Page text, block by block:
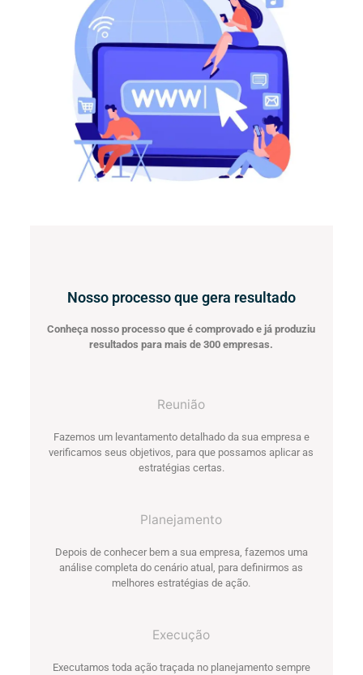
Nosso processo que gera resultado
Conheça nosso processo que é comprovado e já produziu
resultados para mais de 300 empresas.
1
Reunião
Fazemos um levantamento detalhado da sua empresa e
verificamos seus objetivos, para que possamos aplicar as
estratégias certas.
2
Planejamento
Depois de conhecer bem a sua empresa, fazemos uma
análise completa do cenário atual, para definirmos as
melhores estratégias de ação.
3
Execução
Executamos toda ação traçada no planejamento sempre